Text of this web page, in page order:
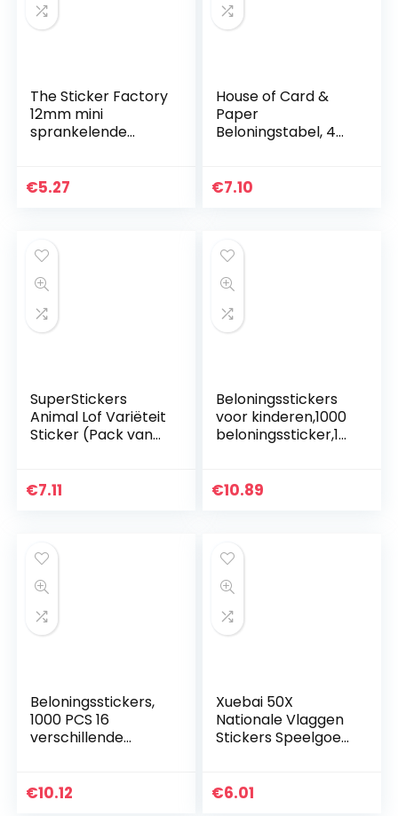
The Sticker Factory
12mm mini
sprankelende
beloningsstickers
€5.27
House of Card &
Paper
Beloningstabel, 4
Stickers per pak
€7.10
SuperStickers
Animal Lof Variëteit
Sticker (Pack van
DMSD13839
€7.11
Beloningsstickers
voor kinderen,1000
beloningssticker,16
schoolstickers,
€10.89
Beloningsstickers,
1000 PCS 16
verschillende
voor kinderen,
€10.12
Xuebai 50X
Nationale Vlaggen
Stickers Speelgoed
Scrapbooking
€6.01